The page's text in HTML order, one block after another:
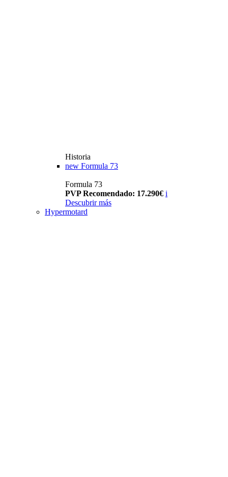
Historia
new Formula 73
Formula 73
PVP Recomendado: 17.290€ i
Descubrir más
Hypermotard